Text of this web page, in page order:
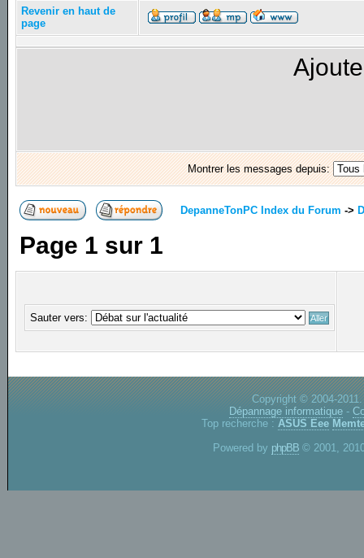
Revenir en haut de
page
Montrer les messages depuis:
DepanneTonPC Index du Forum ->
Page 1 sur 1
Sauter vers:
Copyright © 2004-
Dépannage informatique -
Top recherche : ASUS Eee
Powered by phpBB © 2001,